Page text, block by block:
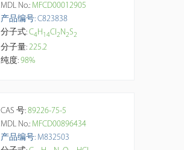
MDL No.: MFCD00012905
产品编号: C823838
分子式: C4H 1 4Cl 2N2S2
分子量: 225.2
纯度: 98%
CAS 号: 89226-75-5
MDL No.: MFCD00896434
产品编号: M832503